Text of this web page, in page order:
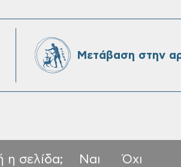
Μετάβαση στην
η σελίδα; Ναι Όχι